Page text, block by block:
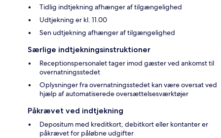
Tidlig indtjekning afhænger af tilgængelighed
Udtjekning er kl. 11.00
Sen udtjekning afhænger af tilgængelighed
Særlige indtjekningsinstruktioner
Receptionspersonalet tager imod gæster ved ankomst til
overnatningsstedet
Oplysninger fra overnatningsstedet kan være oversat ved
hjælp af automatiserede oversættelsesværktøjer
Påkrævet ved indtjekning
Depositum med kreditkort, debitkort eller kontanter er
påkrævet for påløbne udgifter